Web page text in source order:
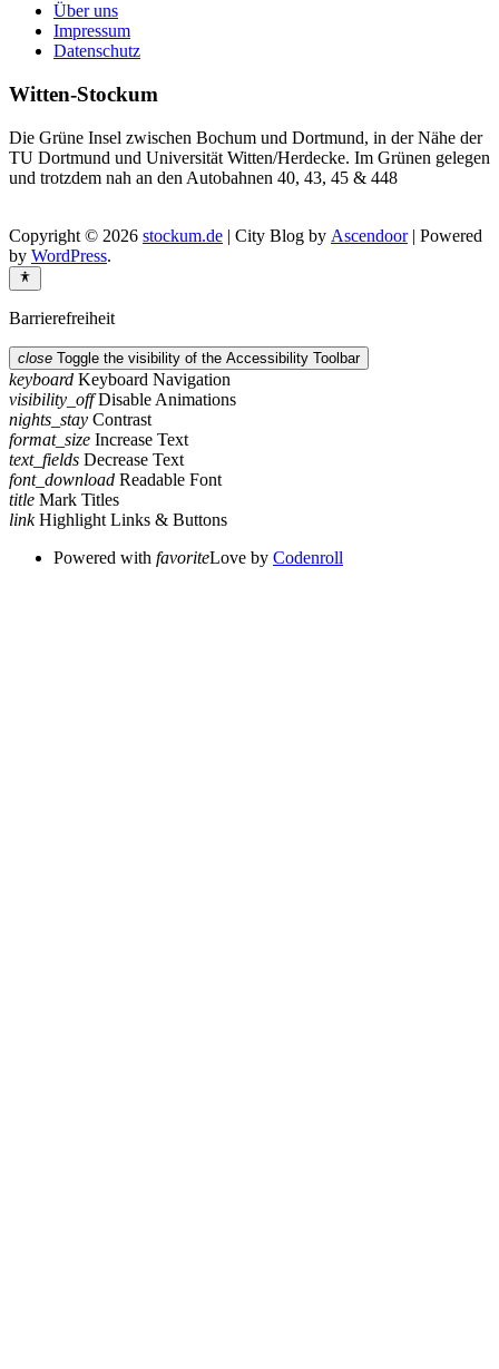
Über uns
Impressum
Datenschutz
Witten-Stockum
Die Grüne Insel zwischen Bochum und Dortmund, in der Nähe der
TU Dortmund und Universität Witten/Herdecke. Im Grünen gelegen
und trotzdem nah an den Autobahnen 40, 43, 45 & 448
Copyright © 2026 stockum.de | City Blog by Ascendoor| Powered
by WordPress.
Barrierefreiheit
close Toggle the visibility of the Accessibility Toolbar
keyboard Keyboard Navigation
visibility_off Disable Animations
nights_stay Contrast
format_size Increase Text
text_fields Decrease Text
font_download Readable Font
title Mark Titles
link Highlight Links & Buttons
Powered with favoriteLove by Codenroll